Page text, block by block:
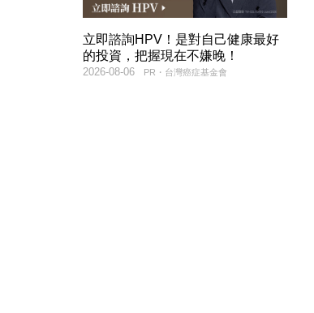
立即諮詢HPV！是對自己健康最好
的投資，把握現在不嫌晚！
PR・台灣癌症基金會
2026-08-06